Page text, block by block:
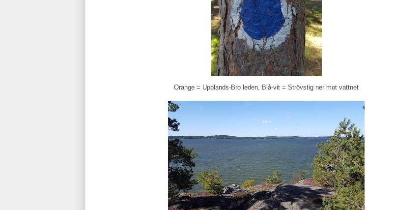
Orange = Upplands-Bro leden, Blå-vit = Strövstig ner mot vattnet